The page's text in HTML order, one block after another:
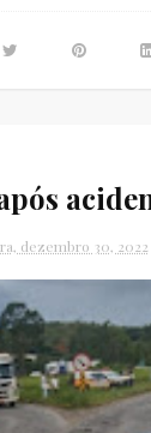
dezembro 30, 2022